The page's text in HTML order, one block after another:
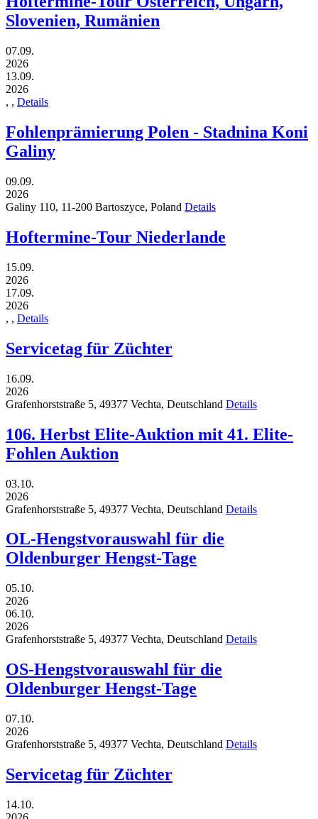
Slovenien, Rumänien
07.09.
2026
13.09.
2026
, , Details
Fohlenprämierung Polen - Stadnina Koni
Galiny
09.09.
2026
Galiny 110, 11-200 Bartoszyce, Poland Details
Hoftermine-Tour Niederlande
15.09.
2026
17.09.
2026
, , Details
Servicetag für Züchter
16.09.
2026
Grafenhorststraße 5, 49377 Vechta, Deutschland Details
106. Herbst Elite-Auktion mit 41. Elite-
Fohlen Auktion
03.10.
2026
Grafenhorststraße 5, 49377 Vechta, Deutschland Details
OL-Hengstvorauswahl für die
Oldenburger Hengst-Tage
05.10.
2026
06.10.
2026
Grafenhorststraße 5, 49377 Vechta, Deutschland Details
OS-Hengstvorauswahl für die
Oldenburger Hengst-Tage
07.10.
2026
Grafenhorststraße 5, 49377 Vechta, Deutschland Details
Servicetag für Züchter
14.10.